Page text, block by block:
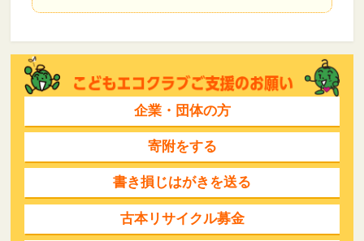
企業・団体の方
寄附をする
書き損じはがきを送る
古本リサイクル募金